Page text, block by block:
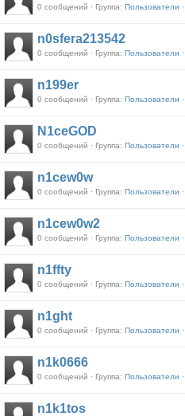
0 сообщений · Группа: Пользователи ·
n0sfera213542
0 сообщений · Группа: Пользователи ·
n199er
0 сообщений · Группа: Пользователи ·
N1ceGOD
0 сообщений · Группа: Пользователи ·
n1cew0w
0 сообщений · Группа: Пользователи ·
n1cew0w2
0 сообщений · Группа: Пользователи ·
n1ffty
0 сообщений · Группа: Пользователи ·
n1ght
0 сообщений · Группа: Пользователи ·
n1k0666
0 сообщений · Группа: Пользователи ·
n1k1tos